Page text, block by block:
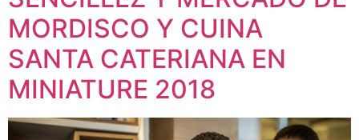
MORDISCO Y CUINA
SANTA CATERIANA EN
MINIATURE 2018